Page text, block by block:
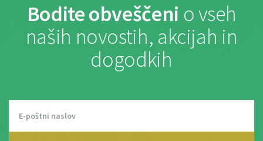
Bodite obveščeni o vseh
naših novostih, akcijah in
dogodkih